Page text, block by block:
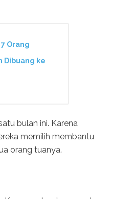
Orang
Dibuang ke
bulan ini. Karena
memilih membantu
orang tuanya.